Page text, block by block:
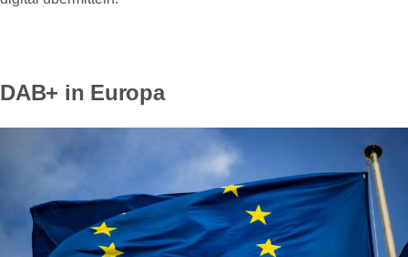
DAB+ in Europa